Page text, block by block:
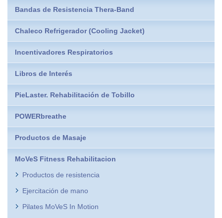
Bandas de Resistencia Thera-Band
Chaleco Refrigerador (Cooling Jacket)
Incentivadores Respiratorios
Libros de Interés
PieLaster. Rehabilitación de Tobillo
POWERbreathe
Productos de Masaje
MoVeS Fitness Rehabilitacion
Productos de resistencia
Ejercitación de mano
Pilates MoVeS In Motion